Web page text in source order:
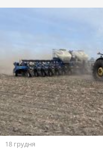
18 грудня